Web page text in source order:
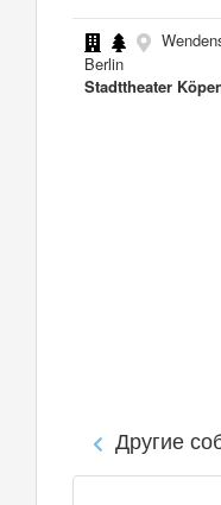
Berlin
Stadttheater
Другие